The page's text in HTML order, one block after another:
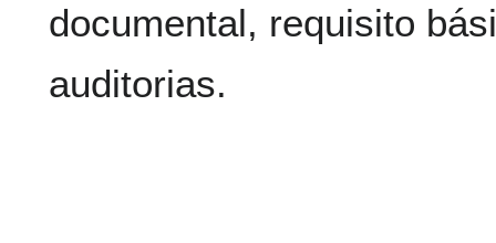
documental, requisito
auditorias.